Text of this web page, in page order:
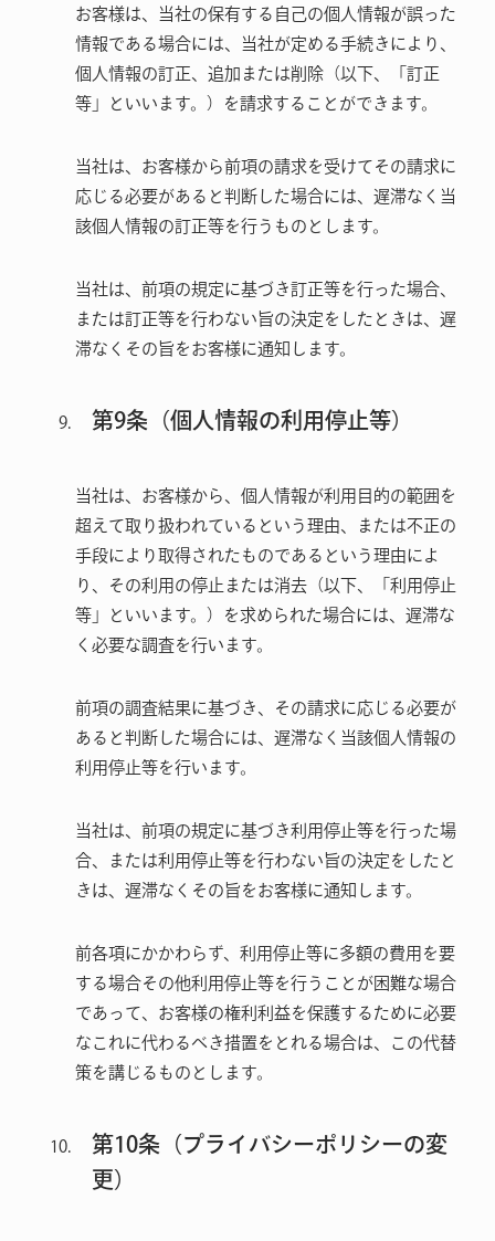
お客様は、当社の保有する自己の個人情報が誤った
情報である場合には、当社が定める手続きにより、
個人情報の訂正、追加または削除（以下、「訂正
等」といいます。）を請求することができます。
当社は、お客様から前項の請求を受けてその請求に
応じる必要があると判断した場合には、遅滞なく当
該個人情報の訂正等を行うものとします。
当社は、前項の規定に基づき訂正等を行った場合、
または訂正等を行わない旨の決定をしたときは、遅
滞なくその旨をお客様に通知します。
第9条（個人情報の利用停止等）
当社は、お客様から、個人情報が利用目的の範囲を
超えて取り扱われているという理由、または不正の
手段により取得されたものであるという理由によ
り、その利用の停止または消去（以下、「利用停止
等」といいます。）を求められた場合には、遅滞な
く必要な調査を行います。
前項の調査結果に基づき、その請求に応じる必要が
あると判断した場合には、遅滞なく当該個人情報の
利用停止等を行います。
当社は、前項の規定に基づき利用停止等を行った場
合、または利用停止等を行わない旨の決定をしたと
きは、遅滞なくその旨をお客様に通知します。
前各項にかかわらず、利用停止等に多額の費用を要
する場合その他利用停止等を行うことが困難な場合
であって、お客様の権利利益を保護するために必要
なこれに代わるべき措置をとれる場合は、この代替
策を講じるものとします。
第10条（プライバシーポリシーの変
更）